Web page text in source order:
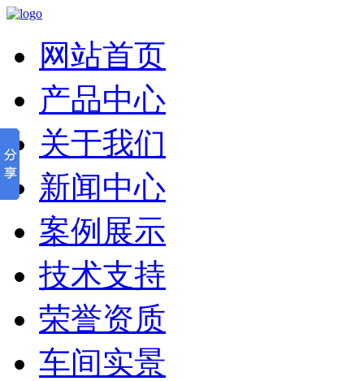
网站首页
产品中心
关于我们
新闻中心
案例展示
技术支持
荣誉资质
车间实景